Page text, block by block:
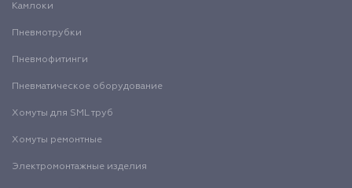
Камлоки
Пневмотрубки
Пневмофитинги
Пневматическое оборудование
Хомуты для SML труб
Хомуты ремонтные
Электромонтажные изделия